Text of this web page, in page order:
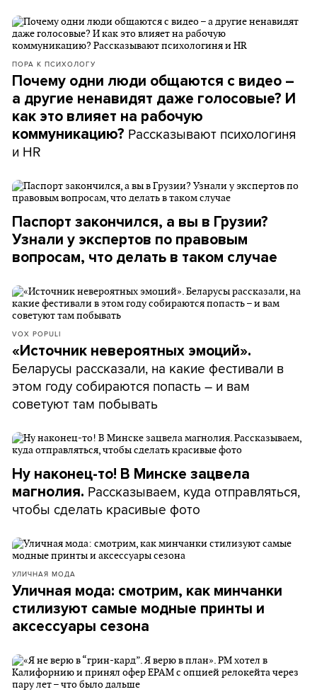
ПОРА К ПСИХОЛОГУ
Почему одни люди общаются с видео –
а другие ненавидят даже голосовые? И
как это влияет на рабочую
коммуникацию? Рассказывают психологиня
и HR
Паспорт закончился, а вы в Грузии?
Узнали у экспертов по правовым
вопросам, что делать в таком случае
VOX POPULI
«Источник невероятных эмоций».
Беларусы рассказали, на какие фестивали в
этом году собираются попасть – и вам
советуют там побывать
Ну наконец-то! В Минске зацвела
магнолия. Рассказываем, куда отправляться,
чтобы сделать красивые фото
УЛИЧНАЯ МОДА
Уличная мода: смотрим, как минчанки
стилизуют самые модные принты и
аксессуары сезона